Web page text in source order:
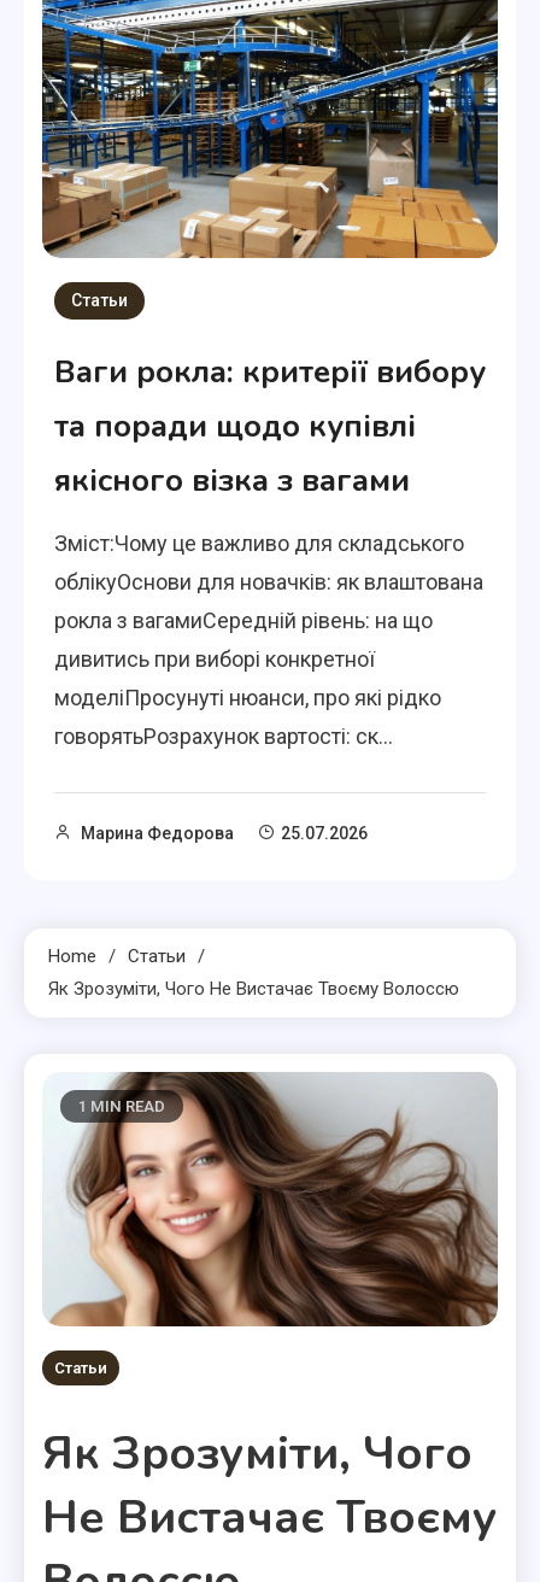
Статьи
Ваги рокла: критерії вибору
та поради щодо купівлі
якісного візка з вагами
Зміст:Чому це важливо для складського
облікуОснови для новачків: як влаштована
рокла з вагамиСередній рівень: на що
дивитись при виборі конкретної
моделіПросунуті нюанси, про які рідко
говорятьРозрахунок вартості: ск...
Марина Федорова 25.07.2026
Home
Статьи
Як Зрозуміти, Чого Не Вистачає Твоєму Волоссю
1 MIN READ
Статьи
Як Зрозуміти, Чого
Не Вистачає Твоєму